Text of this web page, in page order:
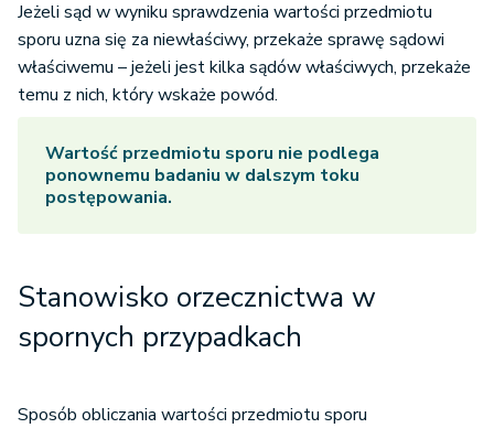
Jeżeli sąd w wyniku sprawdzenia wartości przedmiotu
sporu uzna się za niewłaściwy, przekaże sprawę sądowi
właściwemu – jeżeli jest kilka sądów właściwych, przekaże
temu z nich, który wskaże powód.
Wartość przedmiotu sporu nie podlega
ponownemu badaniu w dalszym toku
postępowania.
Stanowisko orzecznictwa w
spornych przypadkach
Sposób obliczania wartości przedmiotu sporu